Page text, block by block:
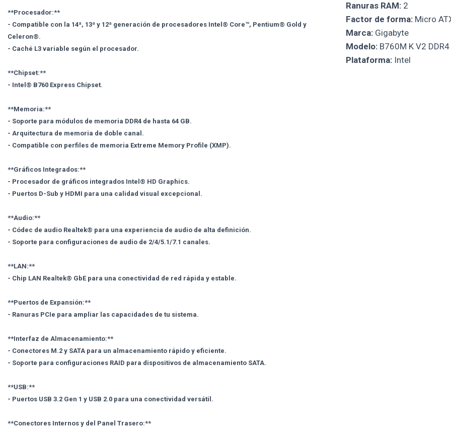
**Procesador:**
- Compatible con la 14ª, 13ª y 12ª generación de procesadores Intel® Core™, Pentium® Gold y
Celeron®.
- Caché L3 variable según el procesador.
**Chipset:**
- Intel® B760 Express Chipset.
**Memoria:**
- Soporte para módulos de memoria DDR4 de hasta 64 GB.
- Arquitectura de memoria de doble canal.
- Compatible con perfiles de memoria Extreme Memory Profile (XMP).
**Gráficos Integrados:**
- Procesador de gráficos integrados Intel® HD Graphics.
- Puertos D-Sub y HDMI para una calidad visual excepcional.
**Audio:**
- Códec de audio Realtek® para una experiencia de audio de alta definición.
- Soporte para configuraciones de audio de 2/4/5.1/7.1 canales.
**LAN:**
- Chip LAN Realtek® GbE para una conectividad de red rápida y estable.
**Puertos de Expansión:**
- Ranuras PCIe para ampliar las capacidades de tu sistema.
**Interfaz de Almacenamiento:**
- Conectores M.2 y SATA para un almacenamiento rápido y eficiente.
- Soporte para configuraciones RAID para dispositivos de almacenamiento SATA.
**USB:**
- Puertos USB 3.2 Gen 1 y USB 2.0 para una conectividad versátil.
**Conectores Internos y del Panel Trasero:**
Ranuras RAM: 2
Factor de forma: Micro
Marca: Gigabyte
Modelo: B760M K V2
Plataforma: Intel